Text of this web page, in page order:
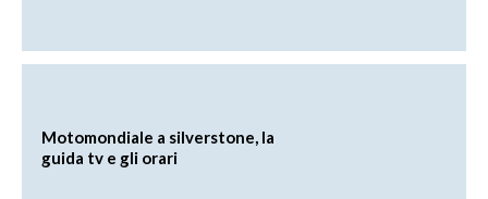
Motomondiale a silverstone, la
guida tv e gli orari